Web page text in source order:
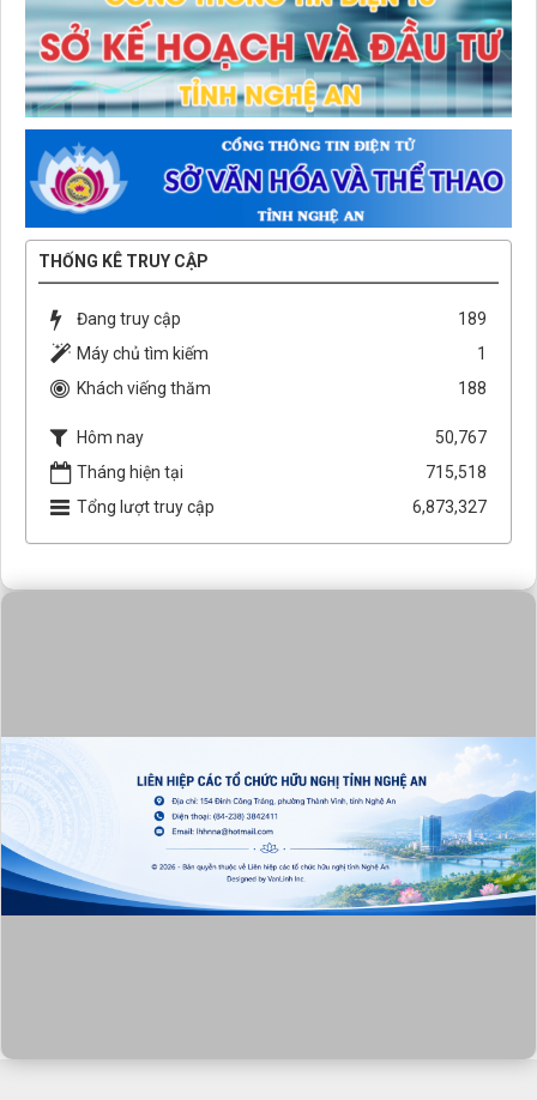
THỐNG KÊ TRUY CẬP
Đang truy cập
189
Máy chủ tìm kiếm
1
Khách viếng thăm
188
Hôm nay
50,767
Tháng hiện tại
715,518
Tổng lượt truy cập
6,873,327